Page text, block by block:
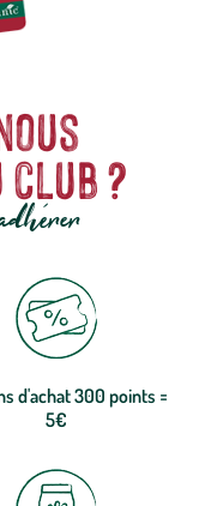
?
d'achat 300 points =
5€